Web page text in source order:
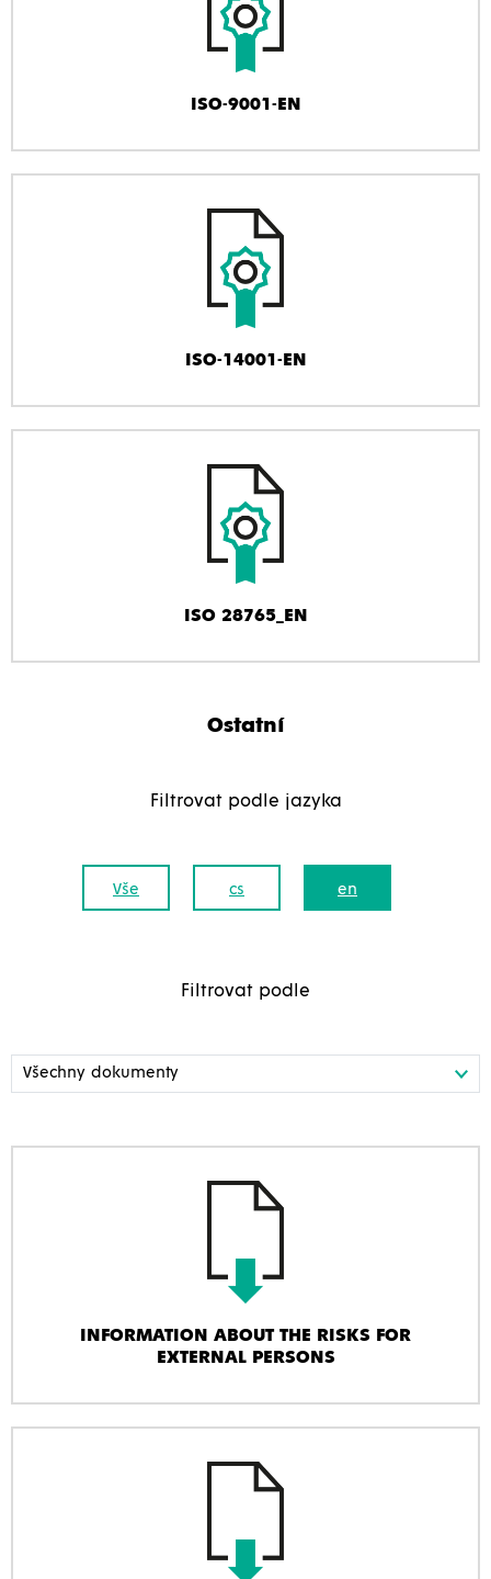
ISO-9001-EN
ISO-14001-EN
ISO 28765_EN
Ostatní
Filtrovat podle jazyka
Vše cs en
Filtrovat podle
INFORMATION ABOUT THE RISKS FOR
EXTERNAL PERSONS